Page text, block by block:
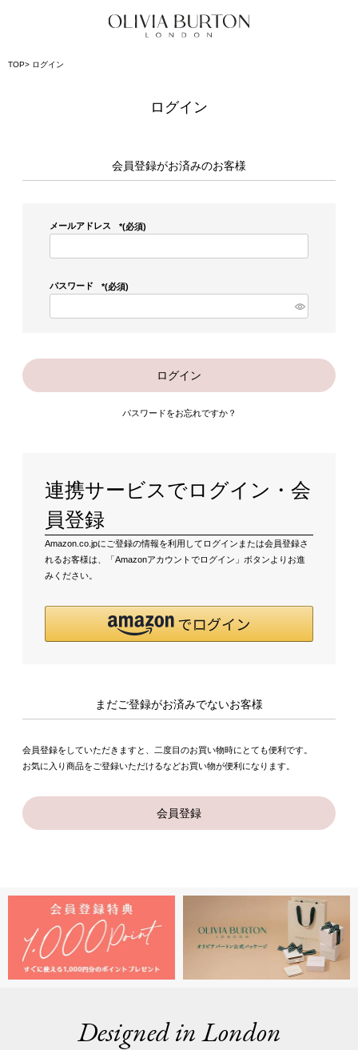
TOP ログイン
ログイン
会員登録がお済みのお客様
メールアドレス (必須)
パスワード (必須)
ログイン
パスワードをお忘れですか？
連携サービスでログイン・会
員登録
Amazon.co.jpにご登録の情報を利用してログインまたは会員登録さ
れるお客様は、「Amazonアカウントでログイン」ボタンよりお進
みください。
まだご登録がお済みでないお客様
会員登録をしていただきますと、二度目のお買い物時にとても便利です。
お気に入り商品をご登録いただけるなどお買い物が便利になります。
会員登録
Designed in London